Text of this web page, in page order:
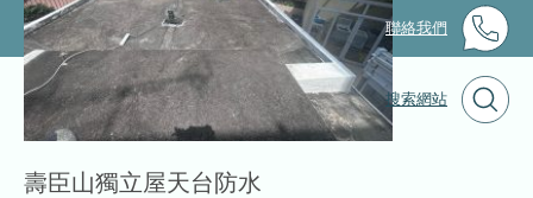
聯絡我們
搜索網站
壽臣山獨立屋天台防水